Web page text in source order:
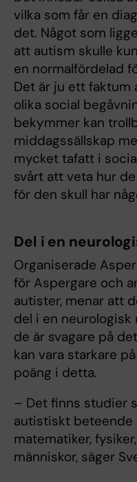
vilka som får en
det. Något som
att autism skulle
en normalfördelad
Det är ju ett faktum
olika social
bekymmer kan
middagssällskap
mycket tafatt i
svårt att veta hur
för den skull har
Del i en
Organiserade
för Aspergare och
autister, menar att
del i en
de är svagare på
kan vara starkare
poäng i detta.
– Det finns studier
autistiskt beteende
matematiker,
människor, säger